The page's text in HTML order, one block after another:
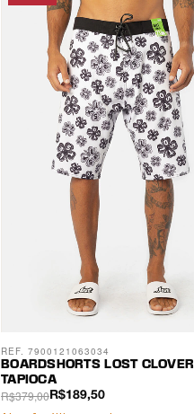
BOARDSHORTS LOST CLOVER
TAPIOCA
R$189,50
R$379,00
REF. 7900121063034